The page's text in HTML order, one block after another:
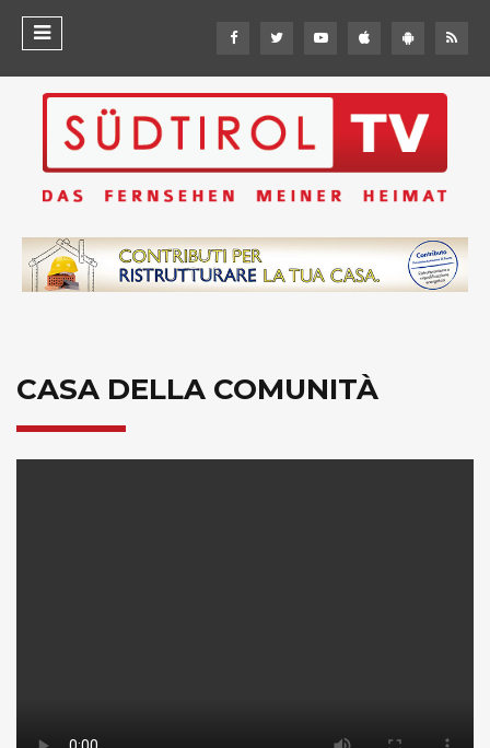
CASA DELLA COMUNITÀ